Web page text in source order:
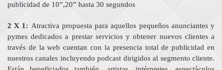
publicidad de 10”,20” hasta 30 segundos
2 X 1: Atractiva propuesta para aquellos pequeños anunciantes y
pymes dedicados a prestar servicios y obtener nuevos clientes a
través de la web cuentan con la presencia total de publicidad en
nuestros canales incluyendo podcast dirigidos al segmento cliente.